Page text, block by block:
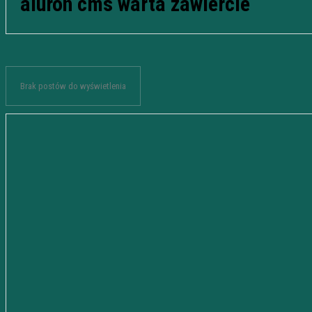
Brak postów do wyświetlenia